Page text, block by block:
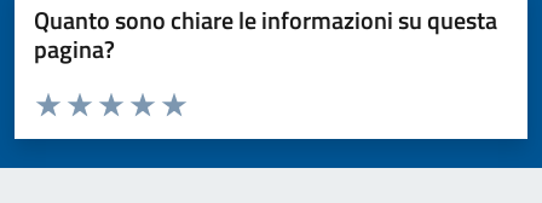
Quanto sono chiare le informazioni su questa
pagina?
Valuta da 1 a 5 stelle la pagina
Valuta 5 stelle su 5
Valuta 4 stelle su 5
Valuta 3 stelle su 5
Valuta 2 stelle su 5
Valuta 1 stelle su 5